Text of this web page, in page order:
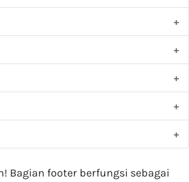
Bagian footer berfungsi sebagai